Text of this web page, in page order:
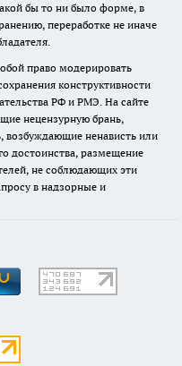
бы то ни было форме, в
переработке не иначе
право модерировать
конструктивности
РФ и РМЭ. На сайте
нецензурную брань,
ненависть или
достоинства, размещение
не соблюдающих эти
в надзорные и